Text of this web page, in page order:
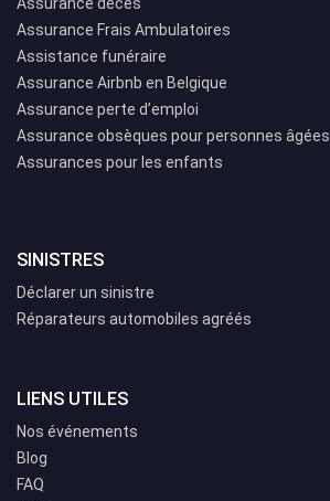
Assurance Frais Ambulatoires
Assistance funéraire
Assurance Airbnb en Belgique
Assurance perte d’emploi
Assurance obsèques pour personnes âgées
Assurances pour les enfants
SINISTRES
Déclarer un sinistre
Réparateurs automobiles agréés
LIENS UTILES
Nos événements
Blog
FAQ